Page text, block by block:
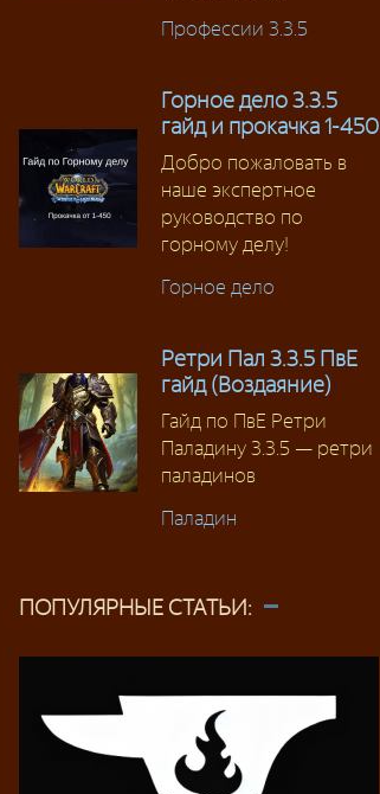
Профессии 3.3.5
Горное дело 3.3.5
гайд и прокачка 1-450
Добро пожаловать в
наше экспертное
руководство по
горному делу!
Горное дело
Ретри Пал 3.3.5 ПвЕ
гайд (Воздаяние)
Гайд по ПвЕ Ретри
Паладину 3.3.5 — ретри
паладинов
Паладин
ПОПУЛЯРНЫЕ СТАТЬИ: